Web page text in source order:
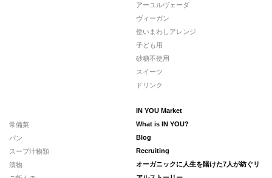
アーユルヴェーダ
ヴィーガン
使いまわしアレンジ
子ども用
砂糖不使用
スイーツ
ドリンク
常備菜
パン
スープ汁物類
漬物
IN YOU Market
What is IN YOU?
Blog
Recruiting
オーガニックに人生を賭けた7人が紡ぐリ